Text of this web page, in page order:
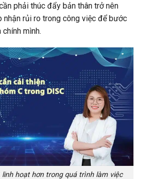
phải thúc đẩy bản thân trở nên
nhận rủi ro trong công việc để bước
chính mình.
linh hoạt hơn trong quá trình làm việc